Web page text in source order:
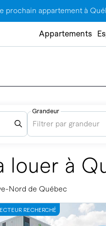
prochain appartement à
Appartements
Grandeur
Filtrer par grandeur
louer à
Nord de Québec
RECHERCHÉ